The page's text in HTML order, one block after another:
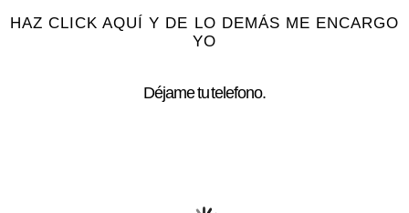
HAZ CLICK AQUÍ Y DE LO DEMÁS ME ENCARGO
YO
Déjame tu telefono.